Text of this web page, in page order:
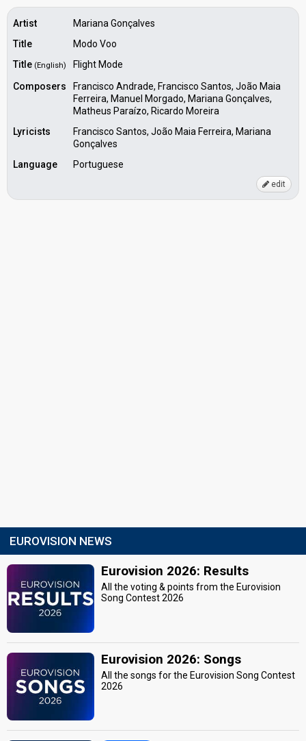
Artist
Mariana Gonçalves
Title
Modo Voo
Title (English)
Flight Mode
Composers
Francisco Andrade, Francisco Santos, João Maia
Ferreira, Manuel Morgado, Mariana Gonçalves,
Matheus Paraízo, Ricardo Moreira
Lyricists
Francisco Santos, João Maia Ferreira, Mariana
Gonçalves
Language
Portuguese
edit
EUROVISION NEWS
Eurovision 2026: Results
All the voting & points from the Eurovision
Song Contest 2026
Eurovision 2026: Songs
All the songs for the Eurovision Song Contest
2026